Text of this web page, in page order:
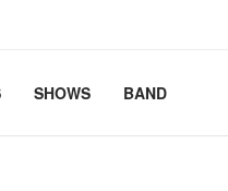
Debian
SHOWS BAND